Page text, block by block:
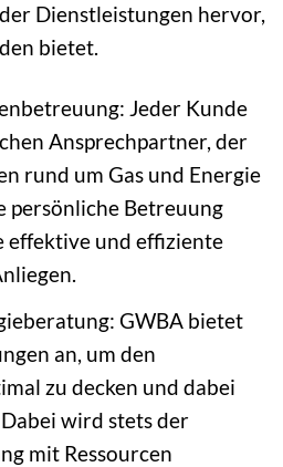
Dienstleistungen hervor,
bietet.
Jeder Kunde
Ansprechpartner, der
rund um Gas und Energie
persönliche Betreuung
effektive und effiziente
GWBA bietet
an, um den
zu decken und dabei
wird stets der
mit Ressourcen